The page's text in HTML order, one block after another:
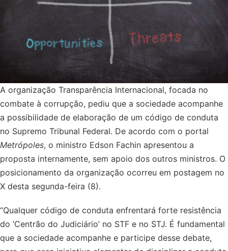
A organização Transparência Internacional, focada no
combate à corrupção, pediu que a sociedade acompanhe
a possibilidade de elaboração de um código de conduta
no Supremo Tribunal Federal. De acordo com o portal
Metrópoles, o ministro Edson Fachin apresentou a
proposta internamente, sem apoio dos outros ministros. O
posicionamento da organização ocorreu em postagem no
X desta segunda-feira (8).
“Qualquer código de conduta enfrentará forte resistência
do ‘Centrão do Judiciário’ no STF e no STJ. É fundamental
que a sociedade acompanhe e participe desse debate,